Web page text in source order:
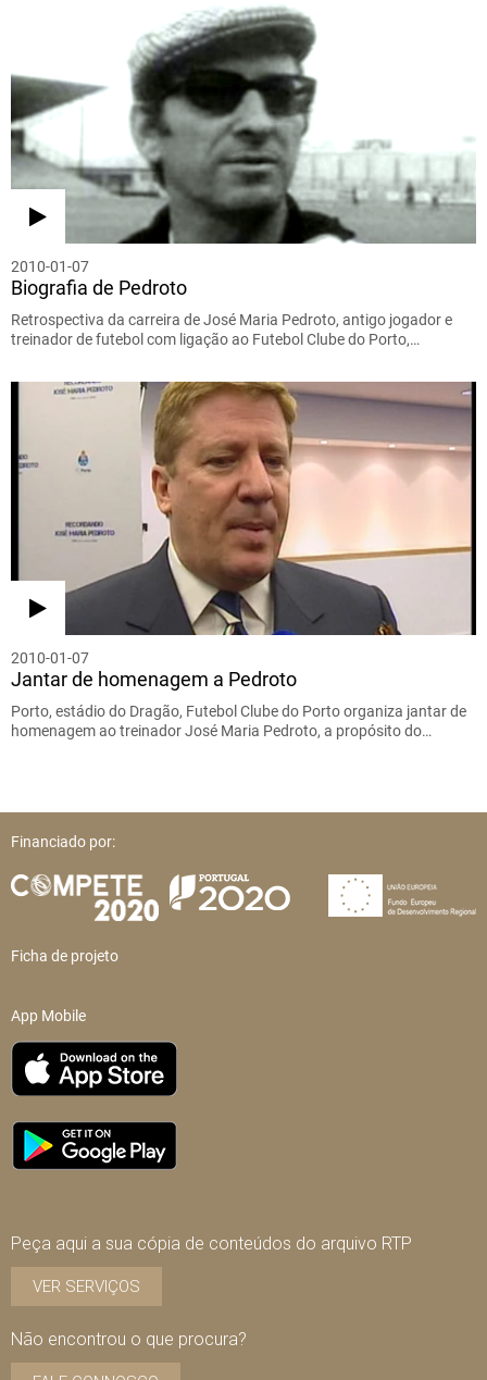
2010-01-07
Biografia de Pedroto
Retrospectiva da carreira de José Maria Pedroto, antigo jogador e
treinador de futebol com ligação ao Futebol Clube do Porto,…
2010-01-07
Jantar de homenagem a Pedroto
Porto, estádio do Dragão, Futebol Clube do Porto organiza jantar de
homenagem ao treinador José Maria Pedroto, a propósito do…
Financiado por:
Ficha de projeto
App Mobile
Peça aqui a sua cópia de conteúdos do arquivo RTP
VER SERVIÇOS
Não encontrou o que procura?